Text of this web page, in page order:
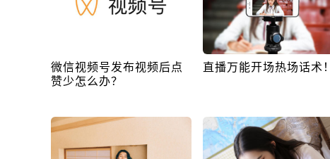
微信视频号发布视频后点
赞少怎么办？
直播万能开场热场话术！